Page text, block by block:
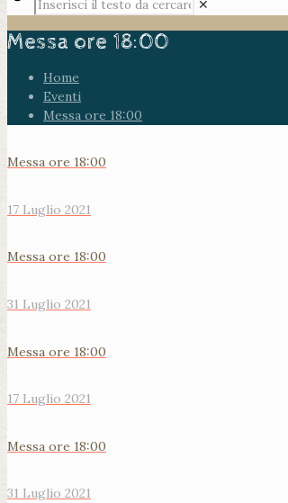
✕
Messa ore 18:00
Home
Eventi
Messa ore 18:00
Messa ore 18:00
17 Luglio 2021
Messa ore 18:00
31 Luglio 2021
Messa ore 18:00
17 Luglio 2021
Messa ore 18:00
31 Luglio 2021